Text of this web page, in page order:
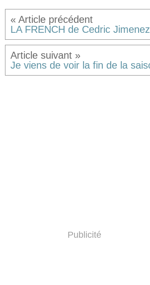
LA FRENCH de Cedric Jimenez
Publicité